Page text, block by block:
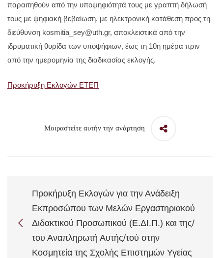
παραιτηθούν από την υποψηφιότητά τους με γραπτή δήλωσή
τους με ψηφιακή βεβαίωση, με ηλεκτρονική κατάθεση προς τη
διεύθυνση kosmitia_sey@uth.gr, αποκλειστικά από την
ιδρυματική θυρίδα των υποψήφιων, έως τη 10η ημέρα πριν
από την ημερομηνία της διαδικασίας εκλογής.
Προκήρυξη Εκλογών ΕΤΕΠ
Μοιραστείτε αυτήν την ανάρτηση
Προκήρυξη Εκλογών για την Ανάδειξη
Εκπροσώπου των Μελών Εργαστηριακού
Διδακτικού Προσωπικού (Ε.ΔΙ.Π.) και της/
του Αναπληρωτή Αυτής/τού στην
Κοσμητεία της Σχολής Επιστημών Υγείας